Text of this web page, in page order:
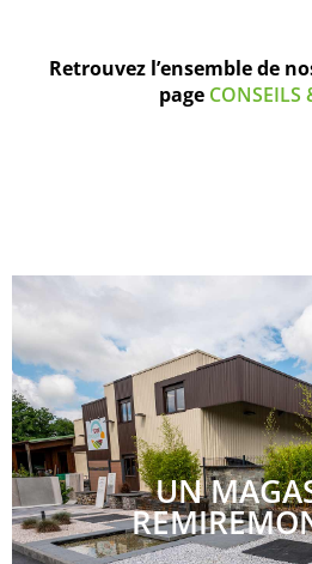
Retrouvez l’ensemble de
page CONSEILS
UN